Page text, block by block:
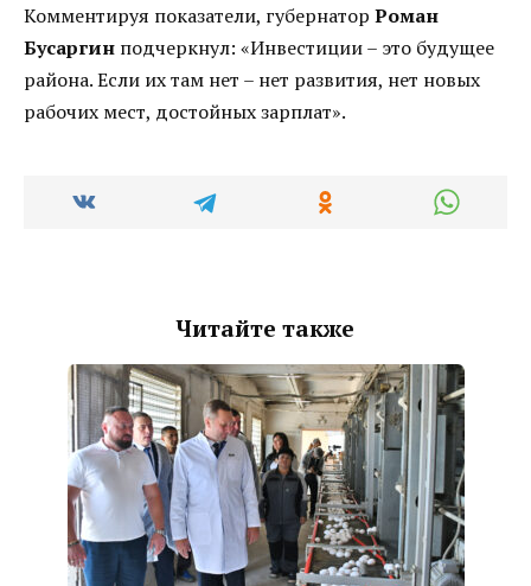
Комментируя показатели, губернатор Роман
Бусаргин подчеркнул: «Инвестиции – это будущее
района. Если их там нет – нет развития, нет новых
рабочих мест, достойных зарплат».
Читайте также